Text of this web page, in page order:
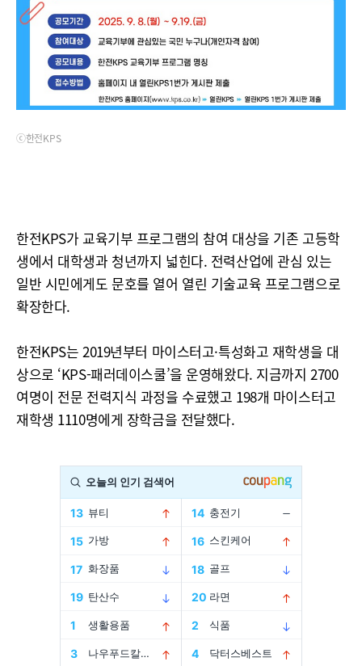
ⓒ한전KPS
한전KPS가 교육기부 프로그램의 참여 대상을 기존 고등학
생에서 대학생과 청년까지 넓힌다. 전력산업에 관심 있는
일반 시민에게도 문호를 열어 열린 기술교육 프로그램으로
확장한다.
한전KPS는 2019년부터 마이스터고·특성화고 재학생을 대
상으로 ‘KPS-패러데이스쿨’을 운영해왔다. 지금까지 2700
여명이 전문 전력지식 과정을 수료했고 198개 마이스터고
재학생 1110명에게 장학금을 전달했다.